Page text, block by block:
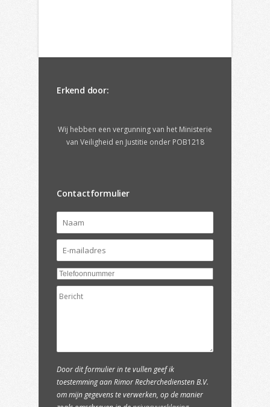
Erkend door:
Wij hebben een vergunning van het Ministerie
van Veiligheid en Justitie onder POB1218
Contactformulier
Door dit formulier in te vullen geef ik
toestemming aan Rimor Recherchediensten B.V.
om mijn gegevens te verwerken, op de manier